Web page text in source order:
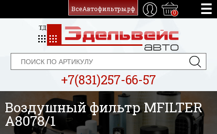
ВсеАвтофильтры.рф
0
+7(831)257-66-57
Воздушный фильтр MFILTER
A8078/1